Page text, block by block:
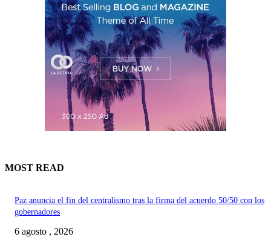
MOST READ
Paz anuncia el fin del centralismo tras la firma del acuerdo 50/50 con los
gobernadores
6 agosto , 2026